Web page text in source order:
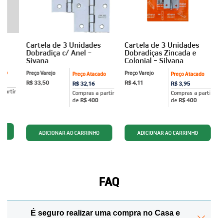
partir
Cartela de 3 Unidades
Dobradiça c/ Anel -
Sivana
Preço Atacado
R$ 32,16
Compras a partir
de R$ 400
Preço Varejo
R$ 33,50
Cartela de 3 Unidades
Dobradiças Zincada e
Colonial - Silvana
Preço Atacado
R$ 3,95
Compras a partir
de R$ 400
Preço Varejo
R$ 4,11
FAQ
É seguro realizar uma compra no Casa e